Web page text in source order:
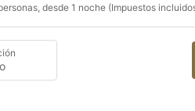
desde 1 noche (Impuestos